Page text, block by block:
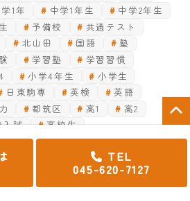
1年 中学1年生
中学2年生
予備校
共通テスト
北山田 国語
塾
学習塾
学習習慣
小学4年生
小学生
日東駒専 英検
英語
都筑区 高1
高2
入試 高校生
TEL
045-620-7127